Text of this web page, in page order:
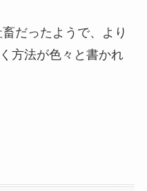
だったようで、より
方法が色々と書かれ